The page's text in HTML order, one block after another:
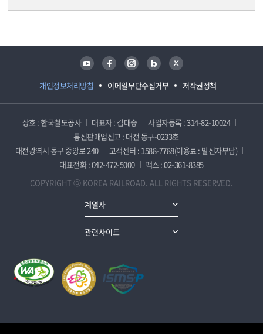
개인정보처리방침 이메일무단수집거부 저작권정책
유튜브 페이스북 인스타그램 블로그 트위터
상호 : 한국철도공사 대표자 : 김태승
사업자등록 : 314-82-10024
통신판매업신고 : 대전 동구-0233호
대전광역시 동구 중앙로 240
고객센터 : 1588-7788(이용료 : 발신자부담)
대표전화 : 042-472-5000
팩스 : 02-361-8385
COPYRIGHT ⓒ KOREA RAILROAD. ALL RIGHTS RESERVED.
계열사
관련사이트